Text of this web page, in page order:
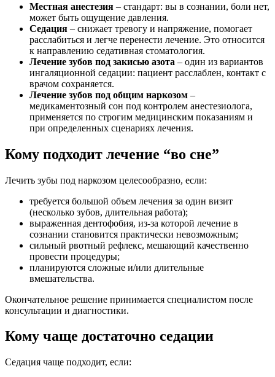
Местная анестезия – стандарт: вы в сознании, боли нет,
может быть ощущение давления.
Седация – снижает тревогу и напряжение, помогает
расслабиться и легче перенести лечение. Это относится
к направлению седативная стоматология.
Лечение зубов под закисью азота – один из вариантов
ингаляционной седации: пациент расслаблен, контакт с
врачом сохраняется.
Лечение зубов под общим наркозом –
медикаментозный сон под контролем анестезиолога,
применяется по строгим медицинским показаниям и
при определенных сценариях лечения.
Кому подходит лечение “во сне”
Лечить зубы под наркозом целесообразно, если:
требуется большой объем лечения за один визит
(несколько зубов, длительная работа);
выраженная дентофобия, из-за которой лечение в
сознании становится практически невозможным;
сильный рвотный рефлекс, мешающий качественно
провести процедуры;
планируются сложные и/или длительные
вмешательства.
Окончательное решение принимается специалистом после
консультации и диагностики.
Кому чаще достаточно седации
Седация чаще подходит, если: